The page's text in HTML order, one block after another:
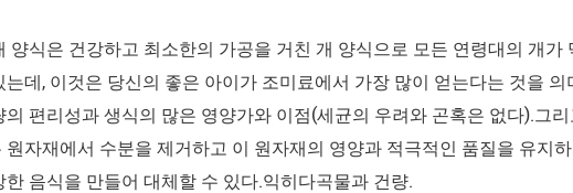
양식은 건강하고 최소한의 가공을 거친 개 양식으로 모든 연령대의 개
는데, 이것은 당신의 좋은 아이가 조미료에서 가장 많이 얻는다는 것을
의 편리성과 생식의 많은 영양가와 이점(세균의 우려와 곤혹은 없다).그
원자재에서 수분을 제거하고 이 원자재의 영양과 적극적인 품질을 유지
한 음식을 만들어 대체할 수 있다.익히다곡물과 건량.